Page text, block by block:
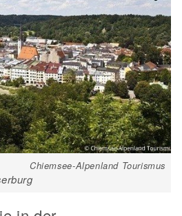
Chiemsee-Alpenland Tourismus